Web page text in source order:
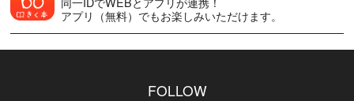
アプリ（無料）でもお楽しみいただけます。
FOLLOW